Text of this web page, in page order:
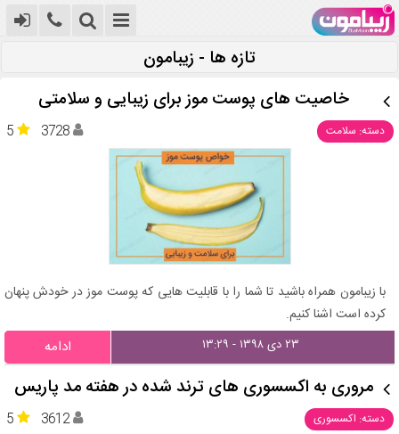
تازه ها - زیبامون
خاصیت های پوست موز برای زیبایی و سلامتی
دسته: سلامت 5 3728
با زیبامون همراه باشید تا شما را با قابلیت هایی که پوست موز در خودش پنهان
کرده است اشنا کنیم.
۲۳ دی ۱۳۹۸ - ۱۳:۲۹ ادامه
مروری به اکسسوری های ترند شده در هفته مد پاریس
دسته: اکسسوری 5 3612